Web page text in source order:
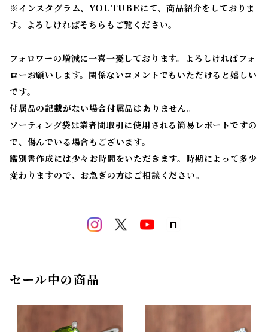
※ インスタグラム、YOUTUBEにて、商品紹介をしておりま
す。よろしければそちらもご覧ください。
フォロワーの増減に一喜一憂しております。よろしければフォ
ローお願いします。関係ないコメントでもいただけると嬉しい
です。
付属品の記載がない場合付属品はありません。
ソーティング袋は業者間取引に使用される簡易レポートですの
で、傷んでいる場合もございます。
鑑別書作成には少々お時間をいただきます。時期によって多少
変わりますので、お急ぎの方はご相談ください。
セール中の商品